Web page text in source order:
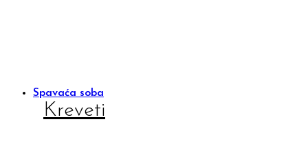
Spavaća soba
Kreveti